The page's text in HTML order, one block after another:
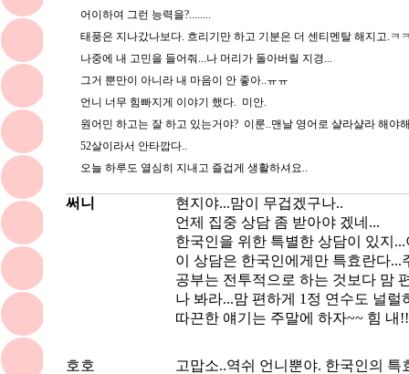
어이하여 그런 능력을?........
태풍은 지나갔나보다. 흐리기만 하고 기분은 더 센티멘탈 해지고.ㅋ
나중에 내 고민을 들어줘...나 머리가 돌아버릴 지경...
그거 뿐만이 아니라 내 마음이 안 좋아..ㅠㅠ
언니 너무 힘빠지게 이야기 했다. 미안.
원어민 하고는 잘 하고 있는거야? 이룬..맨날 영어로 샬라샬라 해야
52살이라서 안타깝다..
오늘 하루도 열심히 지내고 즐겁게 생활하셔요..
써니
현지야...맘이 무겁겠구나..
언제 집중 상담 좀 받아야 겠네...
한국인을 위한 특별한 상담이 있지
이 상담은 한국인에게만 특효란다...
공부는 전투적으로 하는 것보다 맘
나 봐라...맘 편하게 1정 연수도 널럴
따끈한 얘기는 주말에 하자~~ 힘 내
호호
고맙소..역쉬 언니뿐야. 한국인의 특